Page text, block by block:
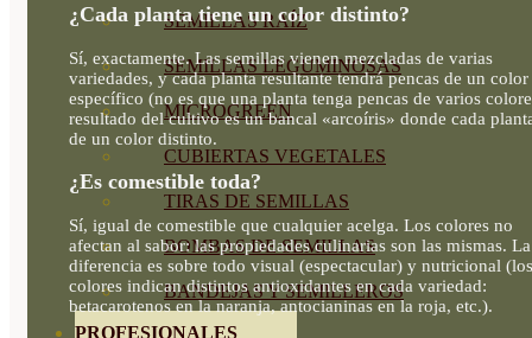
SEMILLAS RAÍZ
SEMILLAS LEGUMINOSAS
MICROGREEN
CUBIERTAS VEGETALES
TIRAS DE SEMILLAS
BOMBAS DE SEMILLAS
BANDEJAS Y SEMILLEROS
PROFESIONALES
¿Cada planta tiene un color distinto?
Sí, exactamente. Las semillas vienen mezcladas de varias
variedades, y cada planta resultante tendrá pencas de un color
específico (no es que una planta tenga pencas de varios
resultado del cultivo es un bancal «arcoíris» donde cada
de un color distinto.
¿Es comestible toda?
Sí, igual de comestible que cualquier acelga. Los colores no
afectan al sabor: las propiedades culinarias son las mismas. La
diferencia es sobre todo visual (espectacular) y nutricional (los
colores indican distintos antioxidantes en cada variedad:
betacarotenos en la naranja, antocianinas en la roja, etc.).